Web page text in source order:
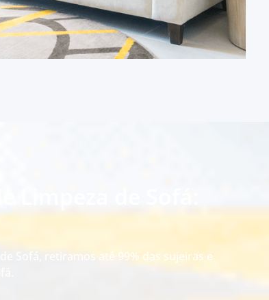
Sofá, retiramos até 99% das sujeiras e